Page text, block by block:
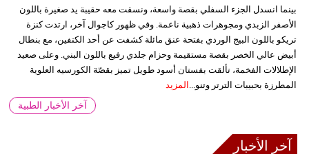
بينما انسدل الجزء السفلي بقصة واسعة، ونسقت معه حقيبة يد صغيرة باللون
الأصفر الزبدي ومجوهرات ذهبية ناعمة. وفي ظهور كاجوال آخر، ارتدت كنزة
تريكو باللون البيج الوردي بفتحة عنق مائلة كشفت عن أحد الكتفين، مع بنطال
أبيض عالي الخصر بقصة مستقيمة وحزام جلدي رفيع باللون البني. وعلى صعيد
الإطلالات الفخمة، تألقت بفستان أسود طويل تميز بقصّة الكورسيه العلوية
المطرزة بحبيبات الترتر وتنو...
المزيد
آخر الأخبار الطبية
آخر الأخبار